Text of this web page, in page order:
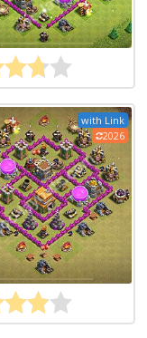
with Link
2026